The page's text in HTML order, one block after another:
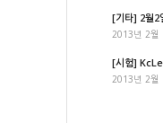
[기타] 2월2
2013년 2월
[시험]
2013년 2월